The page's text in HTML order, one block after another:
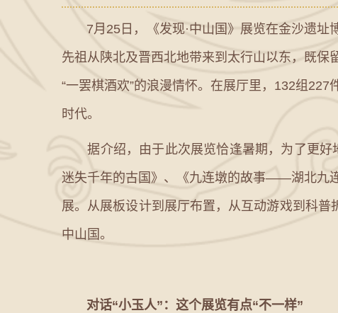
7月25日，《发现·中山国》展览在金沙遗址
先祖从陕北及晋西北地带来到太行山以东，既
“一罢棋酒欢”的浪漫情怀。在展厅里，132组
时代。
据介绍，由于此次展览恰逢暑期，为了更好
迷失千年的古国》、《九连墩的故事——湖北九
展。从展板设计到展厅布置，从互动游戏到科
中山国。
对话“小玉人”：这个展览有点“不一样”